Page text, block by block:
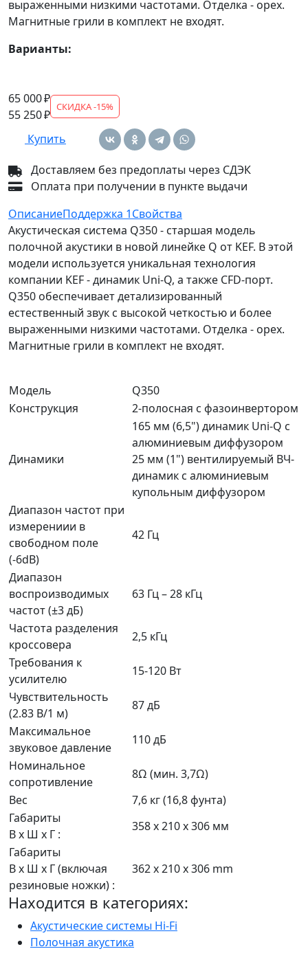
выраженными низкими частотами. Отделка - орех.
Магнитные грили в комплект не входят.
Варианты:
65 000 ₽
55 250 ₽
СКИДКА -15%
Купить
Доставляем без предоплаты через СДЭК
Оплата при получении в пункте выдачи
ОписаниеПоддержка 1Свойства
Акустическая система Q350 - старшая модель
полочной акустики в новой линейке Q от KEF. В этой
модели используется уникальная технология
компании KEF - динамик Uni-Q, а также CFD-порт.
Q350 обеспечивает детализированный
естественный звук с высокой четкостью и более
выраженными низкими частотами. Отделка - орех.
Магнитные грили в комплект не входят.
Модель
Q350
Конструкция
2-полосная с фазоинвертором
Динамики
165 мм (6,5") динамик Uni-Q с
алюминиевым диффузором
25 мм (1") вентилируемый ВЧ-
динамик с алюминиевым
купольным диффузором
Диапазон частот при
измерениии в
свободном поле
(-6dB)
42 Гц
Диапазон
воспроизводимых
частот (±3 дБ)
63 Гц – 28 кГц
Частота разделения
кроссовера
2,5 кГц
Требования к
усилителю
15-120 Вт
Чувствительность
(2.83 В/1 м)
87 дБ
Максимальное
звуковое давление
110 дБ
Номинальное
сопротивление
8Ω (мин. 3,7Ω)
Вес
7,6 кг (16,8 фунта)
Габариты
В x Ш x Г :
358 x 210 x 306 мм
Габариты
В x Ш x Г (включая
резиновые ножки) :
362 x 210 x 306 mm
Находится в категориях:
Акустические системы Hi-Fi
Полочная акустика